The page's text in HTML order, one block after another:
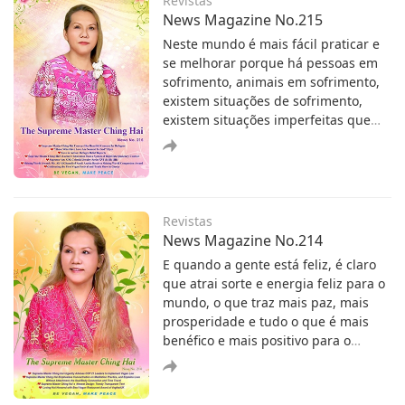
without any ideas, demands or
person in my mind. I was naturally
like that. Even if you asked me to die
for the Truth at that time, I would
have done it as I wasn't attached to
anything in the world. Whether I had
food or not I persisted in my spiritual
practice. I never complained, nor was
Espiritualidade
I Have Come to Take You Home
I Have Come to Take You Home
Coloring Our Lives
Coloring Our Lives
Espiritualidade
Aphorisms 2
News Magazine No.215
Neste mundo é mais fácil praticar e
se melhorar porque há pessoas em
sofrimento, animais em sofrimento,
existem situações de sofrimento,
existem situações imperfeitas que
tocam nossa compaixão, que
ajudar os outros. É assim que
criamos o Paraíso. É assim que
dizemos que o Paraíso estará na
Terra.
Revistas
News Magazine No.214
E quando a gente está feliz, é claro
que atrai sorte e energia feliz para o
mundo, o que traz mais paz, mais
prosperidade e tudo o que é mais
benéfico e mais positivo para o
mundo.